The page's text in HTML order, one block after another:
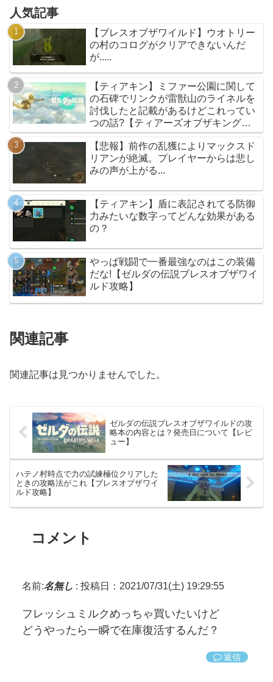
人気記事
【ブレスオブザワイルド】ウオトリー
の村のコログがクリアできないんだ
が.....
【ティアキン】ミファー公園に関して
の石碑でリンクが雷獣山のライネルを
討伐したと記載があるけどこれってい
つの話?【ティアーズオブザキングダ
ム】
【悲報】前作の乱獲によりマックスド
リアンが絶滅。プレイヤーからは悲し
みの声が上がる...
【ティアキン】盾に表記されてる防御
力みたいな数字ってどんな効果がある
の？
やっぱ戦闘で一番最強なのはこの装備
だな!【ゼルダの伝説ブレスオブザワイ
ルド攻略】
関連記事
関連記事は見つかりませんでした。
ゼルダの伝説ブレスオブザワイルドの攻
略本の内容とは？発売日について【レビ
ュー】
ハテノ村時点で力の試練極位クリアした
ときの攻略法がこれ【ブレスオブザワイ
ルド攻略】
コメント
名前:名無し : 投稿日：2021/07/31(土) 19:29:55
フレッシュミルクめっちゃ買いたいけど
どうやったら一瞬で在庫復活するんだ？
返信